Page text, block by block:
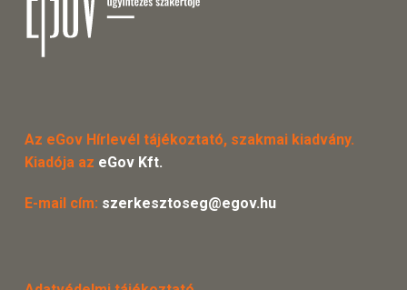
Az eGov Hírlevél tájékoztató, szakmai kiadvány.
Kiadója az eGov Kft.
E-mail cím: szerkesztoseg@egov.hu